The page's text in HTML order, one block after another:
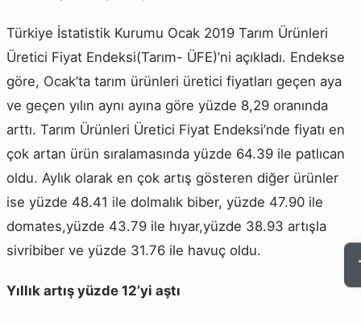
Türkiye İstatistik Kurumu Ocak 2019 Tarım Ürünleri
Üretici Fiyat Endeksi(Tarım- ÜFE)’ni açıkladı. Endekse
göre, Ocak’ta tarım ürünleri üretici fiyatları geçen aya
ve geçen yılın aynı ayına göre yüzde 8,29 oranında
arttı. Tarım Ürünleri Üretici Fiyat Endeksi’nde fiyatı en
çok artan ürün sıralamasında yüzde 64.39 ile patlıcan
oldu. Aylık olarak en çok artış gösteren diğer ürünler
ise yüzde 48.41 ile dolmalık biber, yüzde 47.90 ile
domates,yüzde 43.79 ile hıyar,yüzde 38.93 artışla
sivribiber ve yüzde 31.76 ile havuç oldu.
Yıllık artış yüzde 12’yi aştı